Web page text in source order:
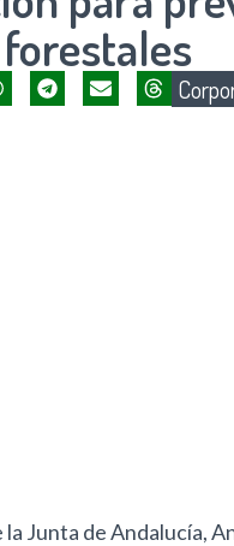
Junta de Andalucía,